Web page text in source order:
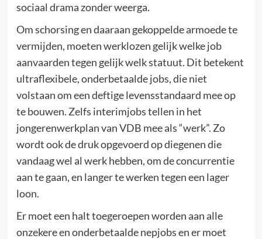
sociaal drama zonder weerga.
Om schorsing en daaraan gekoppelde armoede te
vermijden, moeten werklozen gelijk welke job
aanvaarden tegen gelijk welk statuut. Dit betekent
ultraflexibele, onderbetaalde jobs, die niet
volstaan om een deftige levensstandaard mee op
te bouwen. Zelfs interimjobs tellen in het
jongerenwerkplan van VDB mee als “werk”. Zo
wordt ook de druk opgevoerd op diegenen die
vandaag wel al werk hebben, om de concurrentie
aan te gaan, en langer te werken tegen een lager
loon.
Er moet een halt toegeroepen worden aan alle
onzekere en onderbetaalde nepjobs en er moet